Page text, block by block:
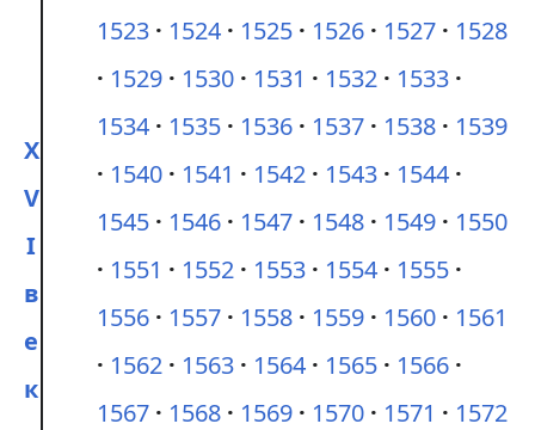
X
V
I
в
е
к
1523
1524 1525 1526 1527
1528
1529
1530 1531 1532
1533
1534
1535 1536 1537 1538
1539
1540
1541 1542 1543
1544
1545
1546 1547 1548 1549
1550
1551
1552 1553 1554
1555
1556
1557 1558 1559 1560
1561
1562
1563 1564 1565
1566
1567
1568 1569 1570 1571
1572